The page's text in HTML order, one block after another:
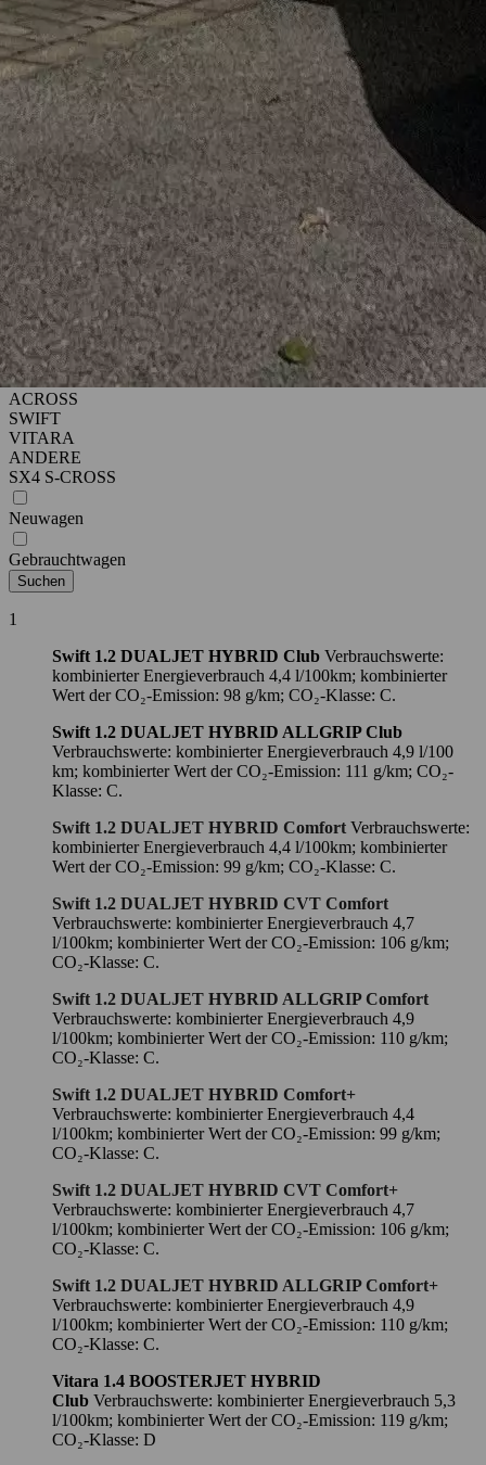
ab 29.990 EUR
eAxle
MEHR ÜBER DEN e VITARA
Abbildung zeigt aufpreispflichtige Sonderausstattung.
Abbildung
zeigt e VITARA eAxle Club (49 kWh-Batterie) ( 106kW |144
1-Stufen Automatikgetriebe | Kraftstoffart electric)
Verbrauchswerte: Energieverbrauch kombiniert: 14,9 kWh/100km;
CO₂-Emissionen kombiniert: 0 g/km; CO₂-Klasse: A.
Sofort verfügbare Suzuki Modelle
Fahrzeugsuche
Alle Modelle
Alle Modelle
SWACE
ACROSS
SWIFT
VITARA
ANDERE
SX4 S-CROSS
Neuwagen
Gebrauchtwagen
Suchen
1
Swift 1.2 DUALJET HYBRID Club Verbrauchswerte:
kombinierter Energieverbrauch 4,4 l/100km; kombinierter
Wert der CO₂-Emission: 98 g/km; CO₂-Klasse: C.
Swift 1.2 DUALJET HYBRID ALLGRIP Club
Verbrauchswerte: kombinierter Energieverbrauch 4,9 l/100
km; kombinierter Wert der CO₂-Emission: 111 g/km; CO₂-
Klasse: C.
Swift 1.2 DUALJET HYBRID Comfort Verbrauchswerte:
kombinierter Energieverbrauch 4,4 l/100km; kombinierter
Wert der CO₂-Emission: 99 g/km; CO₂-Klasse: C.
Swift 1.2 DUALJET HYBRID CVT Comfort
Verbrauchswerte: kombinierter Energieverbrauch 4,7
l/100km; kombinierter Wert der CO₂-Emission: 106 g/km;
CO₂-Klasse: C.
Swift 1.2 DUALJET HYBRID ALLGRIP Comfort
Verbrauchswerte: kombinierter Energieverbrauch 4,9
l/100km; kombinierter Wert der CO₂-Emission: 110 g/km;
CO₂-Klasse: C.
Swift 1.2 DUALJET HYBRID Comfort+
Verbrauchswerte: kombinierter Energieverbrauch 4,4
l/100km; kombinierter Wert der CO₂-Emission: 99 g/km;
CO₂-Klasse: C.
Swift 1.2 DUALJET HYBRID CVT Comfort+
Verbrauchswerte: kombinierter Energieverbrauch 4,7
l/100km; kombinierter Wert der CO₂-Emission: 106 g/km;
CO₂-Klasse: C.
Swift 1.2 DUALJET HYBRID ALLGRIP Comfort+
Verbrauchswerte: kombinierter Energieverbrauch 4,9
l/100km; kombinierter Wert der CO₂-Emission: 110 g/km;
CO₂-Klasse: C.
Vitara 1.4 BOOSTERJET HYBRID
Club Verbrauchswerte: kombinierter Energieverbrauch 5,3
l/100km; kombinierter Wert der CO₂-Emission: 119 g/km;
CO₂-Klasse: D